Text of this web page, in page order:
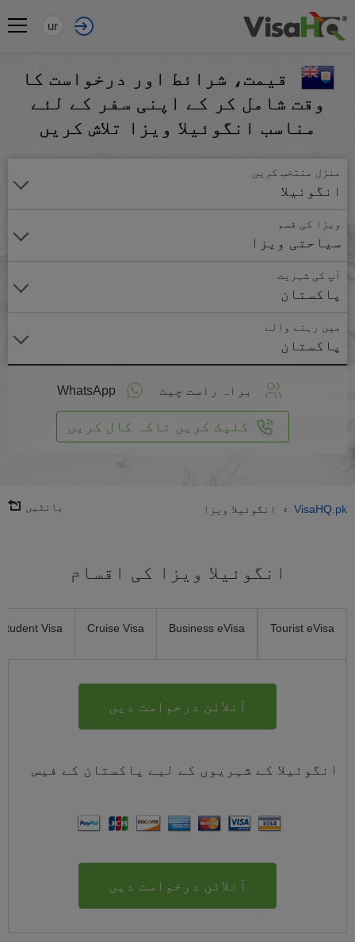
ur
قیمت، شرائط اور درخواست کا
وقت شامل کر کے اپنی سفر کے لئے
مناسب انگوئیلا ویزا تلاش کریں
منزل منتخب کریں
انگوئیلا
ویزا کی قسم
سیاحتی ویزا
آپ کی شہریت
پاکستان
میں رہنے والے
پاکستان
براہ راست چیٹ WhatsApp
کلیک کریں تاکہ کال کریں
VisaHQ.pk
› انگوئیلا ویزا بانٹیں
انگوئیلا ویزا کی اقسام
Tourist eVisa
Business eVisa
Cruise Visa
Student Visa
آنلائن درخواست دیں
انگوئیلا کے شہریوں کے لیے پاکستان کے فیس
آنلائن درخواست دیں